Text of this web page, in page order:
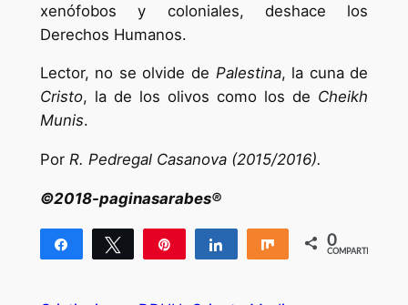
xenófobos y coloniales, deshace los
Derechos Humanos.
Lector, no se olvide de Palestina, la cuna de
Cristo, la de los olivos como los de Cheikh
Munis.
Por R. Pedregal Casanova (2015/2016).
©2018-paginasarabes®
Compartir Twittear Compartir Compartir
0
COMPARTIR